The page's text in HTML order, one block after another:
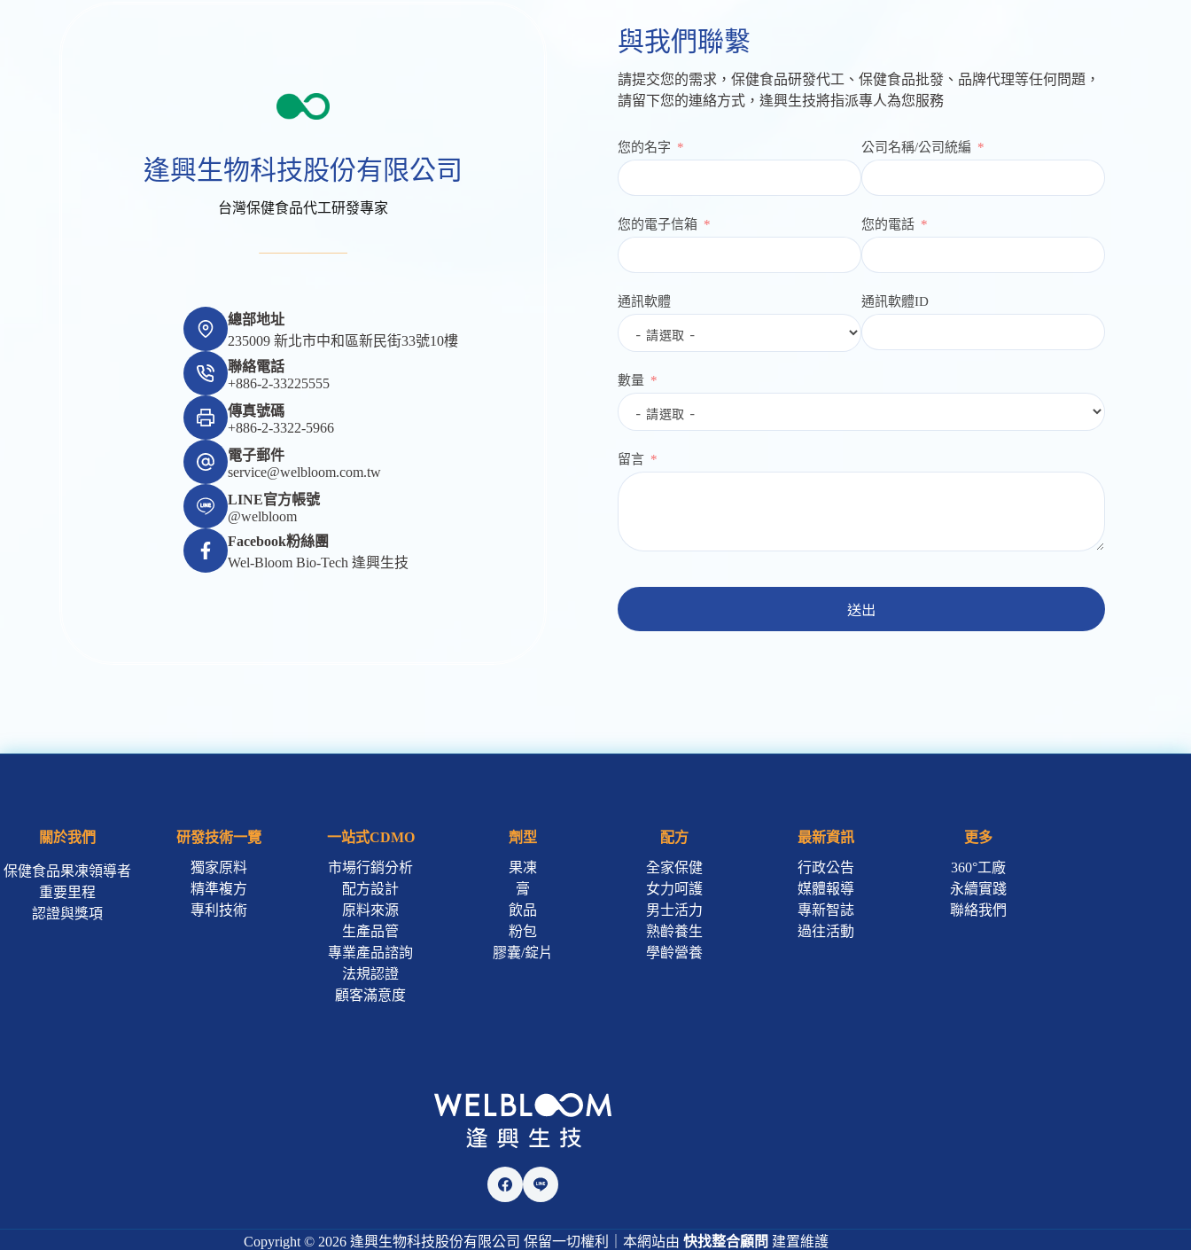
逢興生物科技股份有限公司
台灣保健食品代工研發專家
總部地址
235009 新北市中和區新民街33號10樓
聯絡電話
+886-2-33225555
傳真號碼
+886-2-3322-5966
電子郵件
service@welbloom.com.tw
LINE官方帳號
@welbloom
Facebook粉絲團
Wel-Bloom Bio-Tech 逢興生技
與我們聯繫
請提交您的需求，保健食品研發代工、保健食品批發、品牌代理等任何問題，
請留下您的連絡方式，逢興生技將指派專人為您服務
您的名字 公司名稱/公司統編
您的電子信箱 您的電話
通訊軟體 通訊軟體ID
數量
留言
送出
關於我們
保健食品果凍領導者
重要里程
認證與獎項
研發技術一覽
獨家原料
精準複方
專利技術
一站式CDMO
市場行銷分析
配方設計
原料來源
生產品管
專業產品諮詢
法規認證
顧客滿意度
劑型
果凍
膏
飲品
粉包
膠囊/錠片
配方
全家保健
女力呵護
男士活力
熟齡養生
學齡營養
最新資訊
行政公告
媒體報導
專新智誌
過往活動
更多
360°工廠
永續實踐
聯絡我們
Copyright © 2026 逢興生物科技股份有限公司 保留一切權利｜本網站由 快找整合顧問 建置維護